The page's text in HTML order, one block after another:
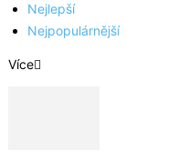
Nejlepší
Nejpopulárnější
Více